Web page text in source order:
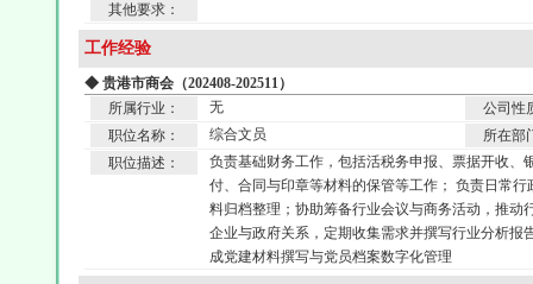
其他要求：
工作经验
◆ 贵港市商会（202408-202511）
所属行业：
无
公司性
职位名称：
综合文员
所在部
职位描述：
负责基础财务工作，包括活税务申报、票据开收、
付、合同与印章等材料的保管等工作； 负责日常
料归档整理；协助筹备行业会议与商务活动，推
企业与政府关系，定期收集需求并撰写行业分析
成党建材料撰写与党员档案数字化管理